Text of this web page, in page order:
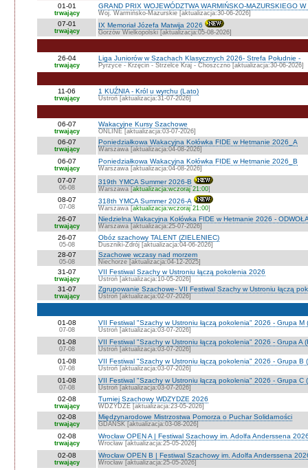
01-01
trwający
GRAND PRIX WOJEWÓDZTWA WARMIŃSKO-MAZURSKIEGO
Woj. Warmińsko-Mazurskie [aktualizacja:30-06-2026]
07-01
trwający
IX Memoriał Józefa Matwija 2026
Gorzów Wielkopolski [aktualizacja:05-08-2026]
26-04
trwający
Liga Juniorów w Szachach Klasycznych 2026- Strefa Południe -
Pyrzyce - Krzęcin - Strzelce Kraj - Choszczno [aktualizacja:30-06-2026]
11-06
trwający
1 KUŹNIA - Król u wyrchu (Lato)
Ustroń [aktualizacja:31-07-2026]
06-07
trwający
Wakacyjne Kursy Szachowe
ONLINE [aktualizacja:03-07-2026]
06-07
trwający
Poniedziałkowa Wakacyjna Kołówka FIDE w Hetmanie 2026_A
Warszawa [aktualizacja:04-08-2026]
06-07
trwający
Poniedziałkowa Wakacyjna Kołówka FIDE w Hetmanie 2026_B
Warszawa [aktualizacja:04-08-2026]
07-07
06-08
319th YMCA Summer 2026-B
Warszawa [aktualizacja:wczoraj 21:00]
08-07
07-08
318th YMCA Summer 2026-A
Warszawa [aktualizacja:wczoraj 21:00]
26-07
trwający
Niedzielna Wakacyjna Kołówka FIDE w Hetmanie 2026 -
Warszawa [aktualizacja:25-07-2026]
26-07
05-08
Obóz szachowy TALENT (ZIELENIEC)
Duszniki-Zdrój [aktualizacja:04-06-2026]
28-07
05-08
Szachowe wczasy nad morzem
Niechorze [aktualizacja:04-12-2025]
31-07
trwający
VII Festiwal Szachy w Ustroniu łączą pokolenia 2026
Ustroń [aktualizacja:10-05-2026]
31-07
trwający
Zgrupowanie Szachowe- VII Festiwal Szachy w Ustroniu łączą
Ustroń [aktualizacja:02-07-2026]
01-08
07-08
VII Festiwal "Szachy w Ustroniu łączą pokolenia" 2026 - Grupa M
Ustroń [aktualizacja:03-07-2026]
01-08
07-08
VII Festiwal "Szachy w Ustroniu łączą pokolenia" 2026 - Grupa A
Ustroń [aktualizacja:03-07-2026]
01-08
07-08
VII Festiwal "Szachy w Ustroniu łączą pokolenia" 2026 - Grupa B
Ustroń [aktualizacja:03-07-2026]
01-08
07-08
VII Festiwal "Szachy w Ustroniu łączą pokolenia" 2026 - Grupa C
Ustroń [aktualizacja:03-07-2026]
02-08
trwający
Turniej Szachowy WDZYDZE 2026
WDZYDZE [aktualizacja:23-05-2026]
02-08
trwający
Międzynarodowe Mistrzostwa Pomorza o Puchar Solidarności
GDAŃSK [aktualizacja:03-08-2026]
02-08
trwający
Wrocław OPEN A | Festiwal Szachowy im. Adolfa Anderssena
Wrocław [aktualizacja:25-05-2026]
02-08
trwający
Wrocław OPEN B | Festiwal Szachowy im. Adolfa Anderssena
Wrocław [aktualizacja:25-05-2026]